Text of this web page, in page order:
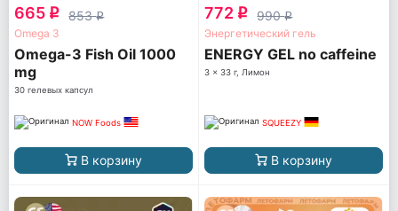
665 q 853q
Omega 3
Omega-3 Fish Oil 1000
mg
30 гелевых капсул
NOW Foods
В корзину
772 q 990q
Энергетический гель
ENERGY GEL no caffeine
3 x 33 г, Лимон
SQUEEZY
В корзину